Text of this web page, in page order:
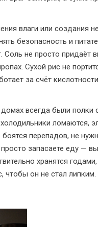
влаги или создания
безопасность и
не просто придаёт
Сухой рис не
за счёт
всегда были
ломаются,
перепадов, не
запасаете еду —
хранятся
чтобы он не стал